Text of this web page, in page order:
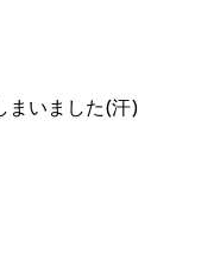
まいました(汗)